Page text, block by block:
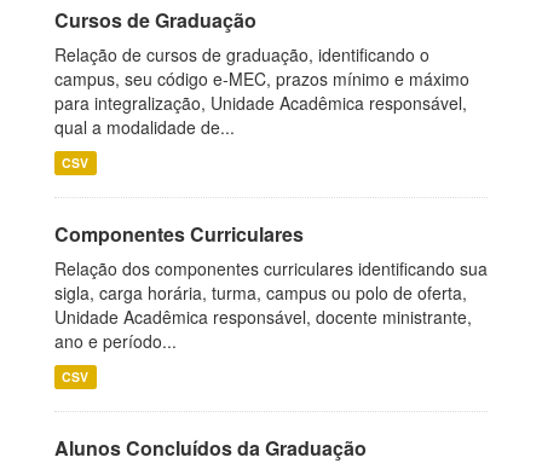
Cursos de Graduação
Relação de cursos de graduação, identificando o
campus, seu código e-MEC, prazos mínimo e máximo
para integralização, Unidade Acadêmica responsável,
qual a modalidade de...
CSV
Componentes Curriculares
Relação dos componentes curriculares identificando sua
sigla, carga horária, turma, campus ou polo de oferta,
Unidade Acadêmica responsável, docente ministrante,
ano e período...
CSV
Alunos Concluídos da Graduação